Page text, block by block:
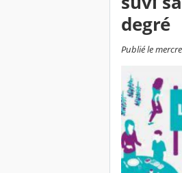
degré
Publié le